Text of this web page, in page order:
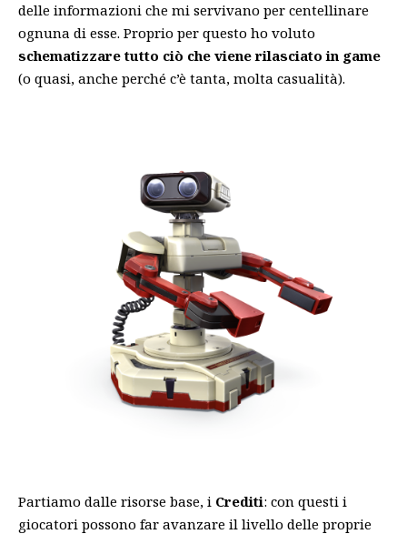
delle informazioni che mi servivano per centellinare
ognuna di esse. Proprio per questo ho voluto
schematizzare tutto ciò che viene rilasciato in game
(o quasi, anche perché c’è tanta, molta casualità).
Partiamo dalle risorse base, i Crediti: con questi i
giocatori possono far avanzare il livello delle proprie